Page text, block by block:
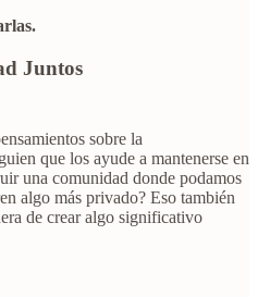
Juntos
sobre la
que los ayude a mantenerse en
una comunidad donde podamos
algo más privado? Eso también
de crear algo significativo